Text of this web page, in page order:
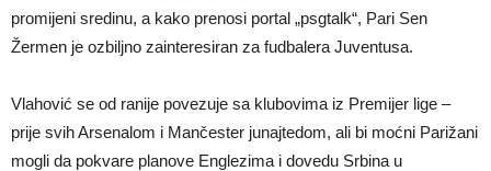
historiji!
Ćabi sastavlja kockice, lijevi bek iz Španije i golman iz Portugala za
strašni Čelsi?!
FIFA u velikom previranju! Infantino svojim potezom iznenadio
promijeni sredinu, a kako prenosi portal „psgtalk“, Pari Sen
Žermen je ozbiljno zainteresiran za fudbalera Juventusa.
Vlahović se od ranije povezuje sa klubovima iz Premijer lige –
prije svih Arsenalom i Mančester junajtedom, ali bi moćni Parižani
mogli da pokvare planove Englezima i dovedu Srbina u